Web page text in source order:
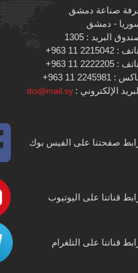
صناعة دمشق
- دمشق
البريد : 1305
: 2215042 11 963+
: 2222205 11 963+
: 2245981 11 963+
الإلكتروني : dci@mail.sy
صفحتنا على الفيس بوك
قناتنا على اليوتيوب
قناتنا على التلغرام